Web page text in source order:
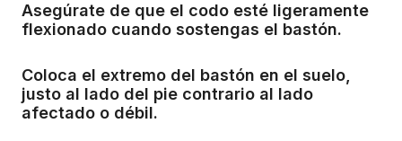
Asegúrate de que el codo esté ligeramente
flexionado cuando sostengas el bastón.
Coloca el extremo del bastón en el suelo,
justo al lado del pie contrario al lado
afectado o débil.